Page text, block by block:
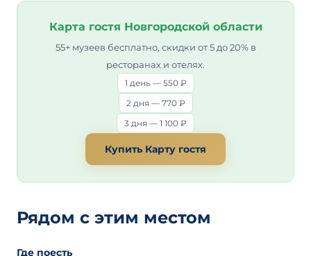
Карта гостя Новгородской области
55+ музеев бесплатно, скидки от 5 до 20% в
ресторанах и отелях.
1 день — 550 ₽
2 дня — 770 ₽
3 дня — 1 100 ₽
Купить Карту гостя
Рядом с этим местом
Где поесть